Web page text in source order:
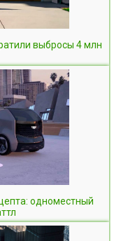
выбросы 4 млн
одноместный